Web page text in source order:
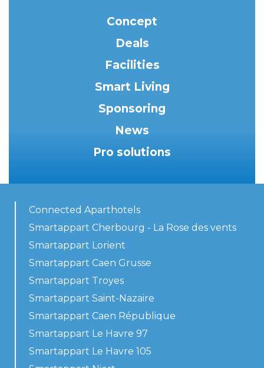
Concept
Deals
Facilities
Smart Living
Sponsoring
News
Pro solutions
Connected Aparthotels
Smartappart Cherbourg - La Rose des vents
Smartappart Lorient
Smartappart Caen Grusse
Smartappart Troyes
Smartappart Saint-Nazaire
Smartappart Caen République
Smartappart Le Havre 97
Smartappart Le Havre 105